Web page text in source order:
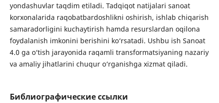
yondashuvlar taqdim etiladi. Tadqiqot natijalari sanoat
korxonalarida raqobatbardoshlikni oshirish, ishlab chiqarish
samaradorligini kuchaytirish hamda resurslardan oqilona
foydalanish imkonini berishini ko‘rsatadi. Ushbu ish Sanoat
4.0 ga o‘tish jarayonida raqamli transformatsiyaning nazariy
va amaliy jihatlarini chuqur o‘rganishga xizmat qiladi.
Библиографические ссылки